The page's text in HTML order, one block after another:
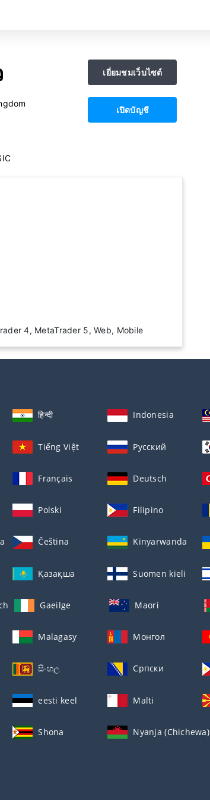
เยี่ยมชมเว็บไซต์
เปิดบัญชี
4, MetaTrader 5, Web, Mobile
हिन्दी Indonesia
Tiếng Việt Русский
Français Deutsch
Polski Filipino
Čeština Kinyarwanda
Қазақша Suomen kieli
Gaeilge Maori
Malagasy Монгол
සිංහල Српски
eesti keel Malti
Shona Nyanja (Chichewa)